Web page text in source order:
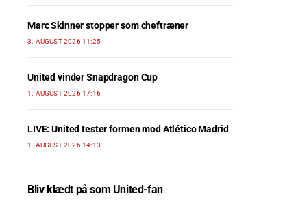
Marc Skinner stopper som cheftræner
3. AUGUST 2026 11:25
United vinder Snapdragon Cup
1. AUGUST 2026 17:16
LIVE: United tester formen mod Atlético Madrid
1. AUGUST 2026 14:13
Bliv klædt på som United-fan